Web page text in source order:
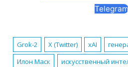
Telegram
Grok-2 X (Twitter) xAI
Илон Маск
искусственный